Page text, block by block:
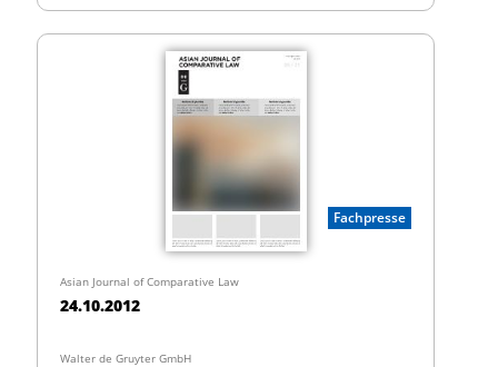
Fachpresse
Asian Journal of Comparative Law
24.10.2012
Walter de Gruyter GmbH